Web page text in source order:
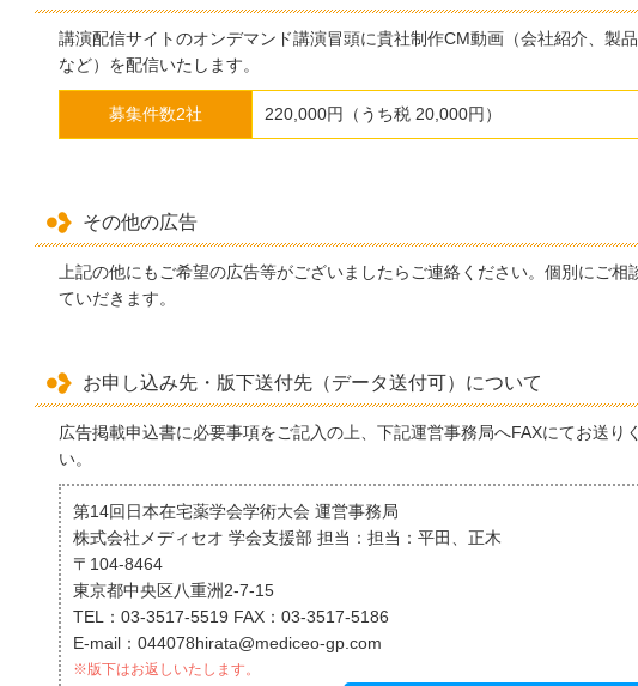
講演配信サイトのオンデマンド講演冒頭に貴社制作CM動画（会社紹介、製
など）を配信いたします。
募集件数2社 220,000円（うち税 20,000円）
その他の広告
上記の他にもご希望の広告等がございましたらご連絡ください。個別にご相
ていだきます。
お申し込み先・版下送付先（データ送付可）について
広告掲載申込書に必要事項をご記入の上、下記運営事務局へFAXにてお送り
い。
第14回日本在宅薬学会学術大会 運営事務局
株式会社メディセオ 学会支援部 担当：担当：平田、正木
〒104-8464
東京都中央区八重洲2-7-15
TEL：03-3517-5519 FAX：03-3517-5186
E-mail：044078hirata@mediceo-gp.com
※版下はお返しいたします。